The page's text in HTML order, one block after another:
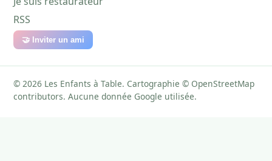
RSS
🤝 Inviter un ami
© 2026 Les Enfants à Table. Cartographie © OpenStreetMap
contributors. Aucune donnée Google utilisée.